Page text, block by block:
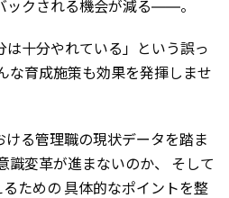
ックされる機会が減る――。
は十分やれている」という誤っ
な育成施策も効果を発揮しませ
る管理職の現状データを踏ま
識変革が進まないのか、
そして
るための 具体的なポイントを整